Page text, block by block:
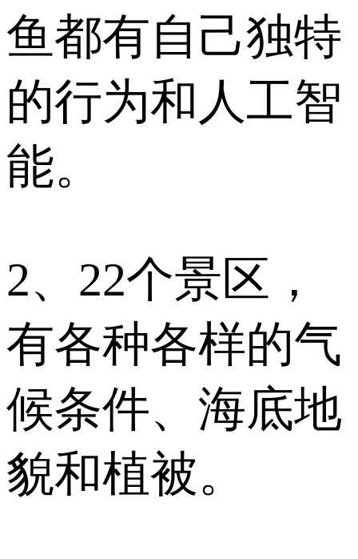
鱼都有自己独特
的行为和人工智
能。
2、22个景区，
有各种各样的气
候条件、海底地
貌和植被。